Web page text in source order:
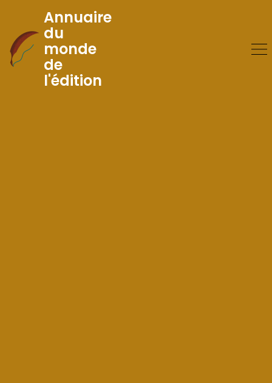
Skip
to
Content
Annuaire
du
monde
de
l'édition